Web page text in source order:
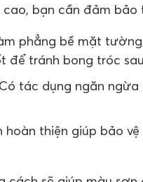
bạn cần đảm bảo
phẳng bề mặt
tránh bong tróc
tác dụng ngăn
hoàn thiện giúp bảo